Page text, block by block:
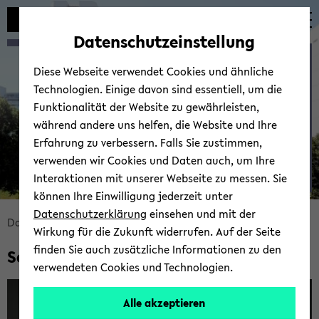
Automatische
vermeiden
zum
wechseln
zum
wechseln
zum
wechseln
Bread­
crumb
über­
sprin­
Data Sci­ence Team So­phie Schmie­gel (M.Sc.)
© Uni­ver­si­tät Bie­le­feld
So­phie Schmie­gel (M.Sc.)
Datenschutzeinstellung
Diese Webseite verwendet Cookies und ähnliche
Technologien. Einige davon sind essentiell, um die
Funktionalität der Website zu gewährleisten,
während andere uns helfen, die Website und Ihre
Erfahrung zu verbessern. Falls Sie zustimmen,
verwenden wir Cookies und Daten auch, um Ihre
Interaktionen mit unserer Webseite zu messen. Sie
können Ihre Einwilligung jederzeit unter
Datenschutzerklärung einsehen und mit der
Wirkung für die Zukunft widerrufen. Auf der Seite
finden Sie auch zusätzliche Informationen zu den
verwendeten Cookies und Technologien.
Alle akzeptieren